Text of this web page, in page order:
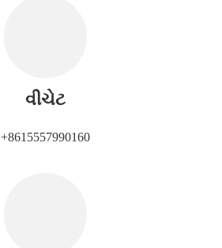
વીચેટ
+8615557990160